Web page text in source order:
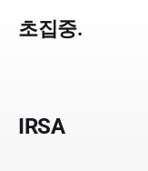
초집중.
IRSA